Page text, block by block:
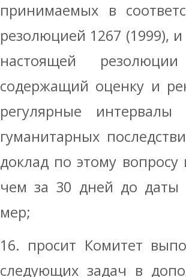
принимаемых в
резолюцией 1267 (1999),
настоящей
содержащий оценку и
регулярные
гуманитарных
доклад по этому
чем за 30 дней до даты
мер;
16. просит Комитет
следующих задач в